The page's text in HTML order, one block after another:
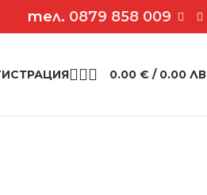
тел. 0879 858 009
0.00 € / 0.00